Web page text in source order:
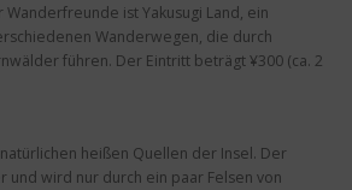
ist Yakusugi Land, ein
Wanderwegen, die durch
führen. Der Eintritt beträgt ¥300 (ca. 2
heißen Quellen der Insel. Der
und wird nur durch ein paar Felsen von